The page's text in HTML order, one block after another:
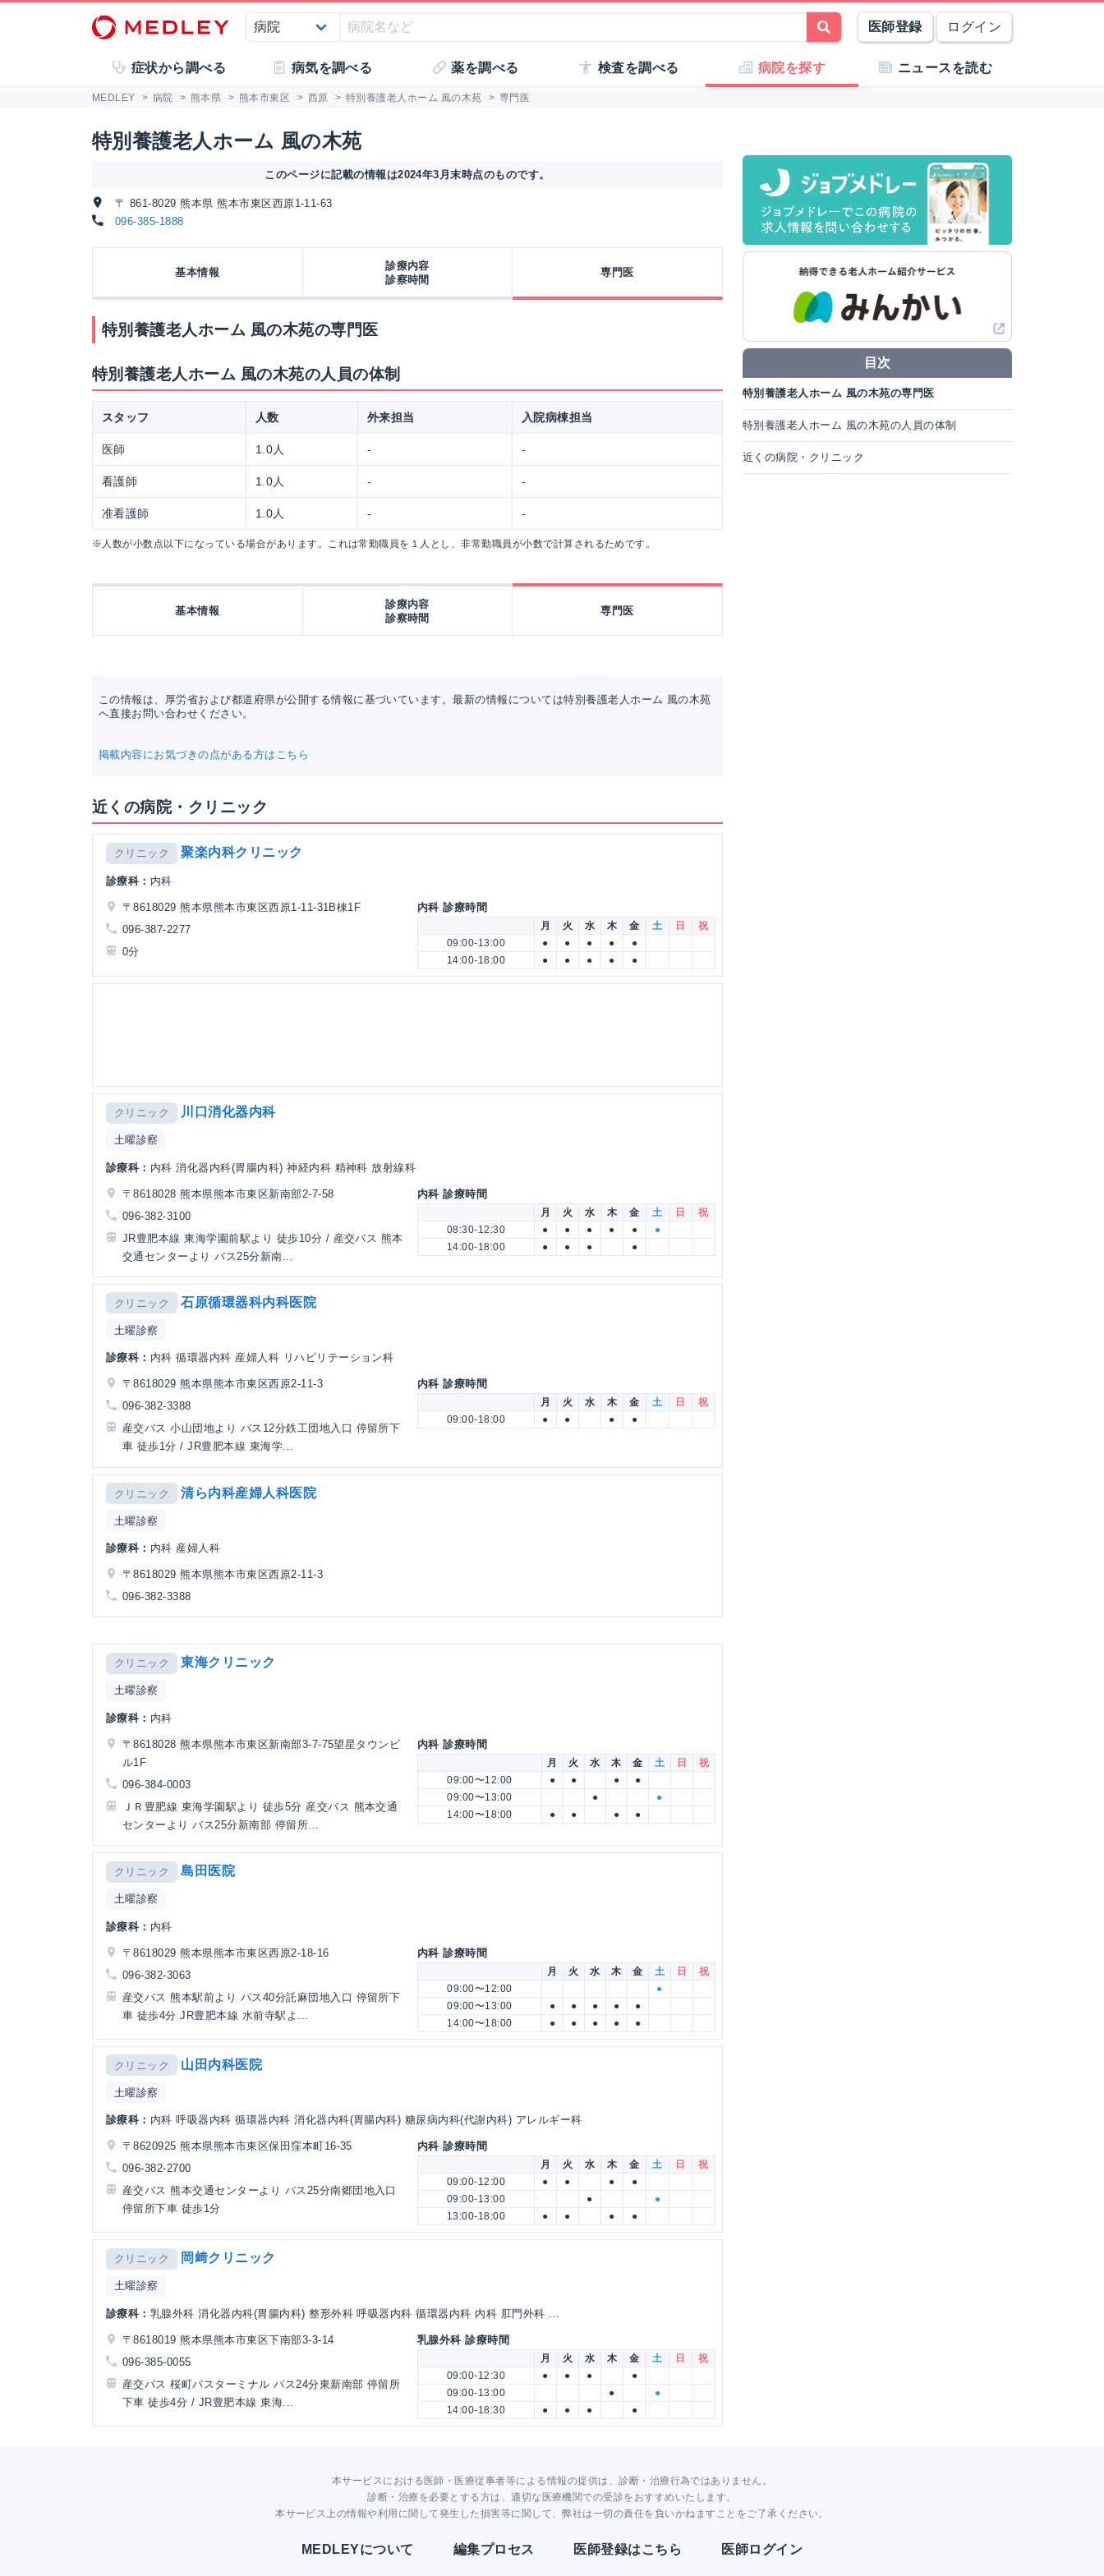
医師登録 ログイン
症状から調べる 病気を調べる 薬を調べる 検査を調べる 病院を探す ニュースを読む
MEDLEY > 病院 > 熊本県 > 熊本市東区 > 西原 > 特別養護老人ホーム 風の木苑 > 専門医
特別養護老人ホーム 風の木苑
このページに記載の情報は2024年3月末時点のものです。
〒 861-8029 熊本県 熊本市東区西原1-11-63
096-385-1888
基本情報
診療内容
診察時間
専門医
特別養護老人ホーム 風の木苑の専門医
特別養護老人ホーム 風の木苑の人員の体制
スタッフ 人数 外来担当 入院病棟担当
医師 1.0人 - -
看護師 1.0人 - -
准看護師 1.0人 - -
※人数が小数点以下になっている場合があります。これは常勤職員を１人とし、非常勤職員が小数で計算されるためです。
基本情報
診療内容
診察時間
専門医
この情報は、厚労省および都道府県が公開する情報に基づいています。最新の情報については特別養護老人ホーム 風の木苑
へ直接お問い合わせください。
掲載内容にお気づきの点がある方はこちら
近くの病院・クリニック
クリニック 聚楽内科クリニック
診療科： 内科
〒8618029 熊本県熊本市東区西原1-11-31B棟1F
096-387-2277
0分
内科 診療時間
月 火 水 木 金 土 日
祝
09:00-13:00
● ● ● ●
●
14:00-18:00
● ● ● ● ●
クリニック 川口消化器内科
土曜診察
診療科： 内科 消化器内科(胃腸内科) 神経内科 精神科 放射線科
〒8618028 熊本県熊本市東区新南部2-7-58
096-382-3100
JR豊肥本線 東海学園前駅より 徒歩10分 / 産交バス 熊本
交通センターより バス25分新南...
内科 診療時間
月 火 水 木 金 土 日
祝
08:30-12:30
● ● ● ● ●
●
14:00-18:00
● ● ● ●
クリニック 石原循環器科内科医院
土曜診察
診療科： 内科 循環器内科 産婦人科 リハビリテーション科
〒8618029 熊本県熊本市東区西原2-11-3
096-382-3388
産交バス 小山団地より バス12分鉄工団地入口 停留所下
車 徒歩1分 / JR豊肥本線 東海学...
内科 診療時間
月 火 水 木 金 土 日
祝
09:00-18:00
● ● ● ●
クリニック 清ら内科産婦人科医院
土曜診察
診療科： 内科 産婦人科
〒8618029 熊本県熊本市東区西原2-11-3
096-382-3388
クリニック 東海クリニック
土曜診察
診療科： 内科
〒8618028 熊本県熊本市東区新南部3-7-75望星タウンビ
ル1F
096-384-0003
ＪＲ豊肥線 東海学園駅より 徒歩5分 産交バス 熊本交通
センターより バス25分新南部 停留所...
内科 診療時間
月 火 水 木 金 土 日
祝
09:00〜12:00
● ● ●
●
09:00〜13:00
●
●
14:00〜18:00
● ● ● ●
クリニック 島田医院
土曜診察
診療科： 内科
〒8618029 熊本県熊本市東区西原2-18-16
096-382-3063
産交バス 熊本駅前より バス40分託麻団地入口 停留所下
車 徒歩4分 JR豊肥本線 水前寺駅よ...
内科 診療時間
月 火 水 木 金 土 日
祝
09:00〜12:00
●
09:00〜13:00
● ● ● ●
●
14:00〜18:00
● ● ● ● ●
クリニック 山田内科医院
土曜診察
診療科： 内科 呼吸器内科 循環器内科 消化器内科(胃腸内科) 糖尿病内科(代謝内科) アレルギー科
〒8620925 熊本県熊本市東区保田窪本町16-35
096-382-2700
産交バス 熊本交通センターより バス25分南郷団地入口
停留所下車 徒歩1分
内科 診療時間
月 火 水 木 金 土 日
祝
09:00-12:00
● ● ●
●
09:00-13:00
●
●
13:00-18:00
● ● ● ●
クリニック 岡﨑クリニック
土曜診察
診療科： 乳腺外科 消化器内科(胃腸内科) 整形外科 呼吸器内科 循環器内科 内科 肛門外科 ...
〒8618019 熊本県熊本市東区下南部3-3-14
096-385-0055
産交バス 桜町バスターミナル バス24分東新南部 停留所
下車 徒歩4分 / JR豊肥本線 東海...
乳腺外科 診療時間
月 火 水 木 金 土 日
祝
09:00-12:30
● ● ●
●
09:00-13:00
●
●
14:00-18:30
● ● ● ●
目次
特別養護老人ホーム 風の木苑の専門医
特別養護老人ホーム 風の木苑の人員の体制
近くの病院・クリニック
本サービスにおける医師・医療従事者等による情報の提供は、診断・治療行為ではありません。
診断・治療を必要とする方は、適切な医療機関での受診をおすすめいたします。
本サービス上の情報や利用に関して発生した損害等に関して、弊社は一切の責任を負いかねますことをご了承ください。
MEDLEYについて 編集プロセス 医師登録はこちら 医師ログイン